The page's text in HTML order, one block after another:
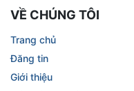
VỀ CHÚNG TÔI
Trang chủ
Đăng tin
Giới thiệu